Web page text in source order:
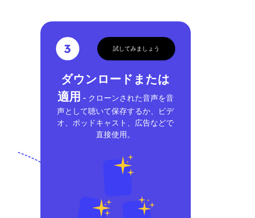
3 試してみましょう
ダウンロードまたは
適用 - クローンされた音声を音
声として聴いて保存するか、ビデ
オ、ポッドキャスト、広告などで
直接使用。